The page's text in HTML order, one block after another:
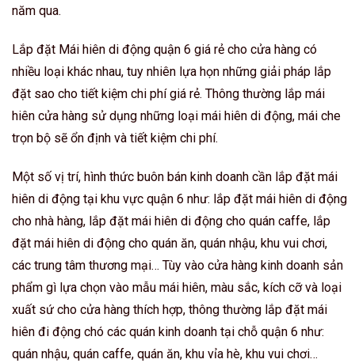
năm qua.
Lắp đặt Mái hiên di động quận 6 giá rẻ cho cửa hàng có
nhiều loại khác nhau, tuy nhiên lựa họn những giải pháp lắp
đặt sao cho tiết kiệm chi phí giá rẻ. Thông thường lắp mái
hiên cửa hàng sử dụng những loại mái hiên di động, mái che
trọn bộ sẽ ổn định và tiết kiệm chi phí.
Một số vị trí, hình thức buôn bán kinh doanh cần lắp đặt mái
hiên di động tại khu vực quận 6 như: lắp đặt mái hiên di động
cho nhà hàng, lắp đặt mái hiên di động cho quán caffe, lắp
đặt mái hiên di động cho quán ăn, quán nhậu, khu vui chơi,
các trung tâm thương mại… Tùy vào cửa hàng kinh doanh sản
phẩm gì lựa chọn vào mẫu mái hiên, màu sắc, kích cỡ và loại
xuất sứ cho cửa hàng thích hợp, thông thường lắp đặt mái
hiên đi động chó các quán kinh doanh tại chỗ quận 6 như:
quán nhậu, quán caffe, quán ăn, khu vỉa hè, khu vui chơi…